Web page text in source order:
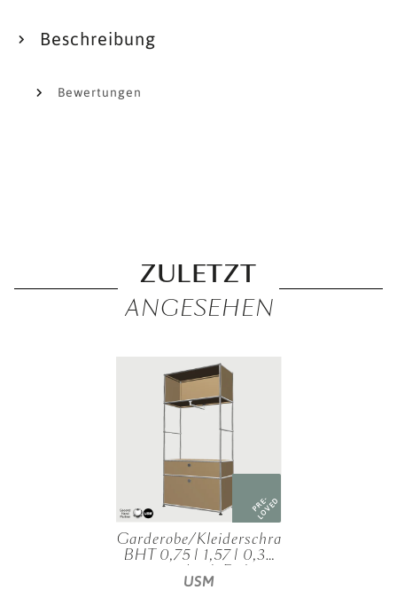
Beschreibung
Bewertungen
ZULETZT
ANGESEHEN
PRE-
LOVED
Garderobe/Kleiderschrank,
BHT 0,75 | 1,57 | 0,35
m, verschied. Farben
USM